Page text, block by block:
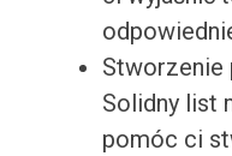
Stworzenie
Solidny list
pomóc ci